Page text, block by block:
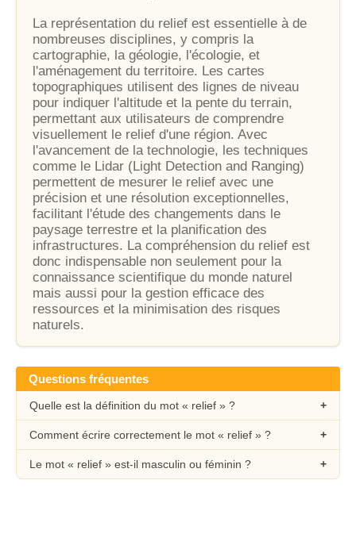
La représentation du relief est essentielle à de
nombreuses disciplines, y compris la
cartographie, la géologie, l'écologie, et
l'aménagement du territoire. Les cartes
topographiques utilisent des lignes de niveau
pour indiquer l'altitude et la pente du terrain,
permettant aux utilisateurs de comprendre
visuellement le relief d'une région. Avec
l'avancement de la technologie, les techniques
comme le Lidar (Light Detection and Ranging)
permettent de mesurer le relief avec une
précision et une résolution exceptionnelles,
facilitant l'étude des changements dans le
paysage terrestre et la planification des
infrastructures. La compréhension du relief est
donc indispensable non seulement pour la
connaissance scientifique du monde naturel
mais aussi pour la gestion efficace des
ressources et la minimisation des risques
naturels.
Questions fréquentes
Quelle est la définition du mot « relief » ?
Comment écrire correctement le mot « relief » ?
Le mot « relief » est-il masculin ou féminin ?